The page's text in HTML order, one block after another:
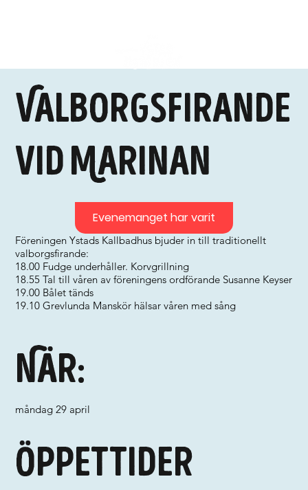
Valborgsfirande
vid Marinan
Föreningen Ystads Kallbadhus bjuder in till traditionellt
valborgsfirande:
18.00 Fudge underhåller. Korvgrillning
18.55 Tal till våren av föreningens ordförande Susanne Keyser
19.00 Bålet tänds
19.10 Grevlunda Manskör hälsar våren med sång
När:
måndag 29 april
Öppettider
Evenemanget har varit